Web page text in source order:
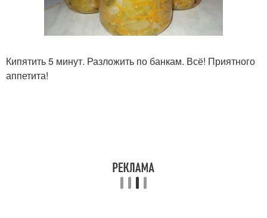
Кипятить 5 минут. Разложить по банкам. Всё! Приятного
аппетита!